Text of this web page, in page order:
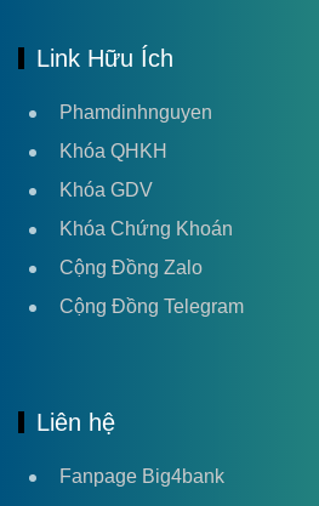
Link Hữu Ích
Phamdinhnguyen
Khóa QHKH
Khóa GDV
Khóa Chứng Khoán
Cộng Đồng Zalo
Cộng Đồng Telegram
Liên hệ
Fanpage Big4bank